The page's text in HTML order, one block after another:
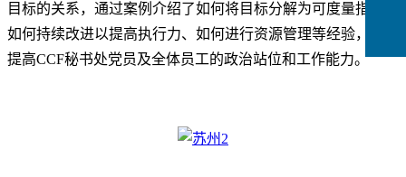
目标的关系，通过案例介绍了如何将目标分解为可度量指标、
如何持续改进以提高执行力、如何进行资源管理等经验，旨在
提高CCF秘书处党员及全体员工的政治站位和工作能力。